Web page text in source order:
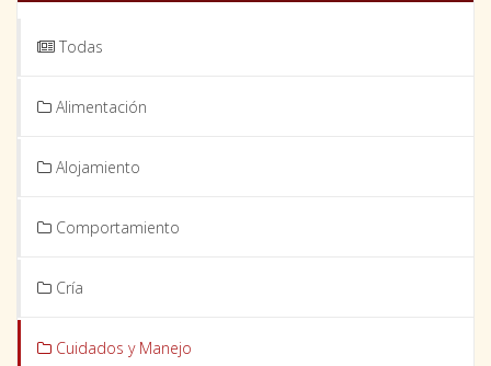
Todas
Alimentación
Alojamiento
Comportamiento
Cría
Cuidados y Manejo